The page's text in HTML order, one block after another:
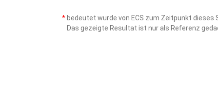
* bedeutet wurde von ECS zum Zeitpunkt dieses
Das gezeigte Resultat ist nur als Referenz